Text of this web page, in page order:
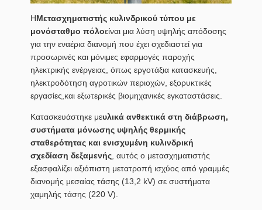
ΗΜετασχηματιστής κυλινδρικού τύπου με
μονόσταθμο πόλοείναι μια λύση υψηλής απόδοσης
για την εναέρια διανομή που έχει σχεδιαστεί για
προσωρινές και μόνιμες εφαρμογές παροχής
ηλεκτρικής ενέργειας, όπως εργοτάξια κατασκευής,
ηλεκτροδότηση αγροτικών περιοχών, εξορυκτικές
εργασίες,και εξωτερικές βιομηχανικές εγκαταστάσεις.
Κατασκευάστηκε μευλικά ανθεκτικά στη διάβρωση,
συστήματα μόνωσης υψηλής θερμικής
σταθερότητας και ενισχυμένη κυλινδρική
σχεδίαση δεξαμενής , αυτός ο μετασχηματιστής
εξασφαλίζει αξιόπιστη μετατροπή ισχύος από γραμμές
διανομής μεσαίας τάσης (13,2 kV) σε συστήματα
χαμηλής τάσης (220 V).